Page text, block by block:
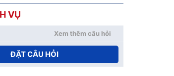
VỤ
Xem thêm câu hỏi
ĐẶT CÂU HỎI